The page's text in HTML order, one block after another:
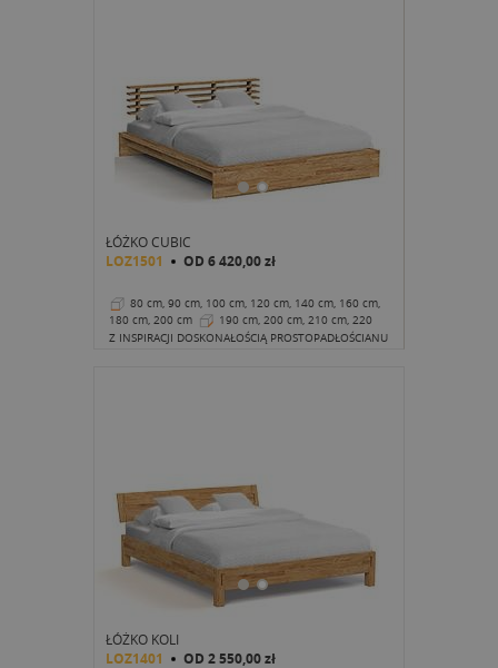
ŁÓŻKO CUBIC
LOZ1501 OD 6 420,00 zł
80 cm, 90 cm, 100 cm, 120 cm, 140 cm, 160 cm,
180 cm, 200 cm
190 cm, 200 cm, 210 cm, 220
cm
26 cm
Z INSPIRACJI DOSKONAŁOŚCIĄ PROSTOPADŁOŚCIANU
ŁÓŻKO KOLI
LOZ1401 OD 2 550,00 zł